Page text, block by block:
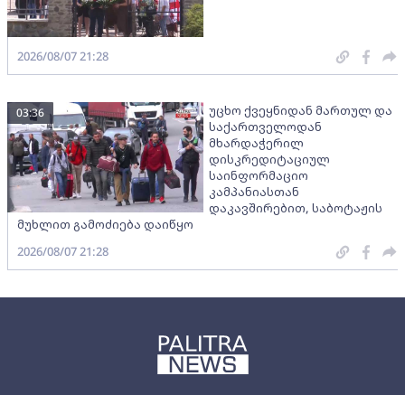
2026/08/07 21:28
უცხო ქვეყნიდან მართულ და
საქართველოდან
მხარდაჭერილ
დისკრედიტაციულ
საინფორმაციო
კამპანიასთან
დაკავშირებით, საბოტაჟის
მუხლით გამოძიება დაიწყო
03:36
2026/08/07 21:28